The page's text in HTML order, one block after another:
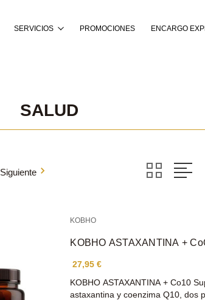
SERVICIOS PROMOCIONES ENCARGO
SALUD
Siguiente
KOBHO
KOBHO ASTAXANTINA +
27,95 €
KOBHO ASTAXANTINA + Co10
astaxantina y coenzima Q10, dos